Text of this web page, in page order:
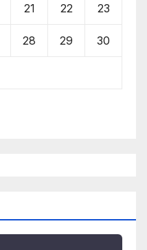
21 22 23
28 29 30